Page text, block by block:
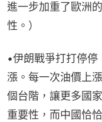
進一步加重了歐洲
性。）
•伊朗戰爭打打停
漲。每一次油價上
個台階，讓更多國
重要性，而中國恰